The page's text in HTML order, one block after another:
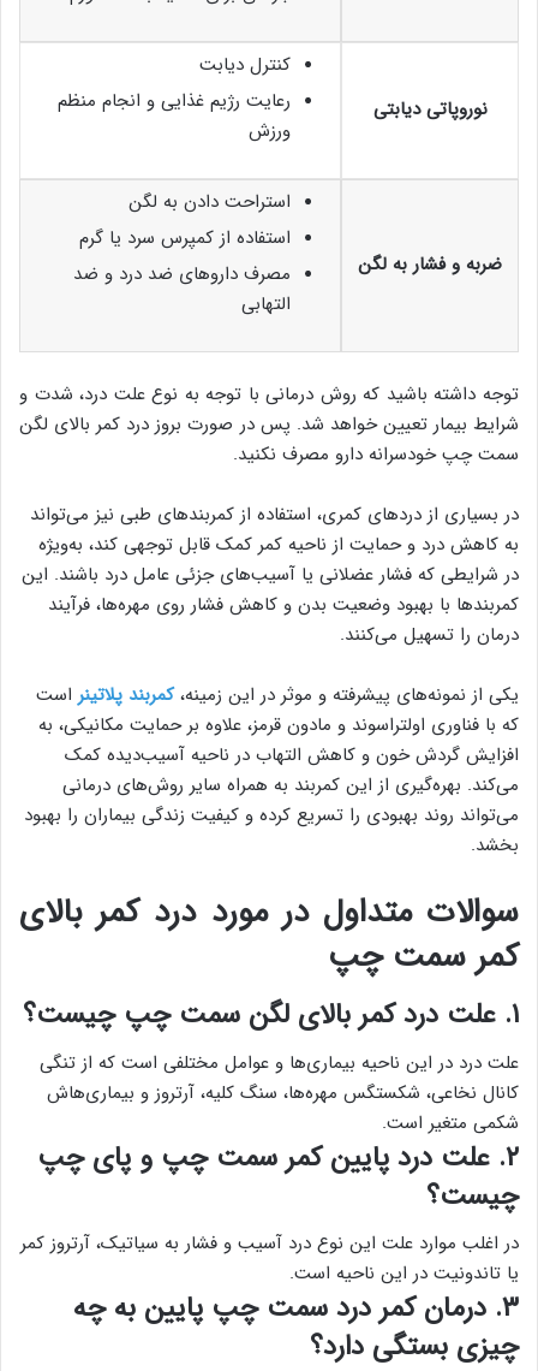
نوروپاتی دیابتی
کنترل دیابت
رعایت رژیم غذایی و انجام منظم
ورزش
ضربه و فشار به لگن
استراحت دادن به لگن
استفاده از کمپرس سرد یا گرم
مصرف داروهای ضد درد و ضد
التهابی
توجه داشته باشید که روش درمانی با توجه به نوع علت درد، شدت و
شرایط بیمار تعیین خواهد شد. پس در صورت بروز درد کمر بالای لگن
سمت چپ خودسرانه دارو مصرف نکنید.
در بسیاری از دردهای کمری، استفاده از کمربندهای طبی نیز می‌تواند
به کاهش درد و حمایت از ناحیه کمر کمک قابل توجهی کند، به‌ویژه
در شرایطی که فشار عضلانی یا آسیب‌های جزئی عامل درد باشند. این
کمربندها با بهبود وضعیت بدن و کاهش فشار روی مهره‌ها، فرآیند
درمان را تسهیل می‌کنند.
یکی از نمونه‌های پیشرفته و موثر در این زمینه،کمربند پلاتینر است
که با فناوری اولتراسوند و مادون قرمز، علاوه بر حمایت مکانیکی، به
افزایش گردش خون و کاهش التهاب در ناحیه آسیب‌دیده کمک
می‌کند. بهره‌گیری از این کمربند به همراه سایر روش‌های درمانی
می‌تواند روند بهبودی را تسریع کرده و کیفیت زندگی بیماران را بهبود
بخشد.
سوالات متداول در مورد درد کمر بالای
کمر سمت چپ
۱. علت درد کمر بالای لگن سمت چپ چیست؟
علت درد در این ناحیه بیماری‌ها و عوامل مختلفی است که از تنگی
کانال نخاعی، شکستگس مهره‌ها، سنگ کلیه، آرتروز و بیماری‌هاش
شکمی متغیر است.
۲. علت درد پایین کمر سمت چپ و پای چپ
چیست؟
در اغلب موارد علت این نوع درد آسیب و فشار به سیاتیک، آرتروز کمر
یا تاندونیت در این ناحیه است.
۳. درمان کمر درد سمت چپ پایین به چه
چیزی بستگی دارد؟